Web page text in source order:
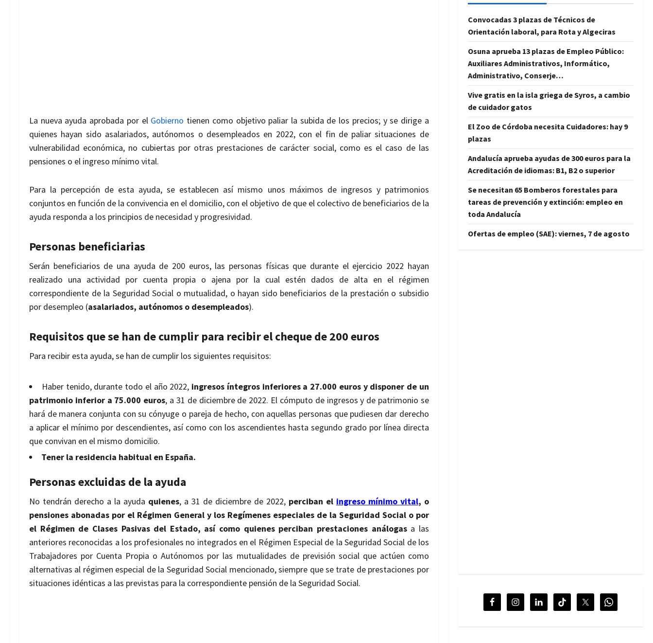
La nueva ayuda aprobada por el Gobierno tienen como objetivo paliar la subida de los precios; yse dirige a
quienes hayan sido asalariados, autónomos o desempleados en 2022, con el fin de paliar situaciones de
vulnerabilidad económica, no cubiertas por otras prestaciones de carácter social, como es el caso de las
pensiones o el ingreso mínimo vital.
Para la percepción de esta ayuda,se establecen así mismo unos máximos de ingresos y patrimonios
conjuntos en función de la convivencia en el domicilio, con el objetivo de que el colectivo de beneficiarios de la
ayuda responda a los principios de necesidad y progresividad.
Personas beneficiarias
Serán beneficiarios de una ayuda de 200 euros, las personas físicas que durante el ejercicio 2022 hayan
realizado una actividad por cuenta propia o ajena por la cual estén dados de alta en el régimen
correspondiente de la Seguridad Social o mutualidad, o hayan sido beneficiarios de la prestación o subsidio
por desempleo (asalariados, autónomos o desempleados).
Requisitos que se han de cumplir para recibir el cheque de 200 euros
Para recibir esta ayuda, se han de cumplir los siguientes requisitos:
Haber tenido, durante todo el año 2022, ingresos íntegros inferiores a 27.000 euros y disponer de un
patrimonio inferior a 75.000 euros, a 31 de diciembre de 2022. El cómputo de ingresos y de patrimonio se
hará de manera conjunta con su cónyuge o pareja de hecho, con aquellas personas que pudiesen dar derecho
a aplicar el mínimo por descendientes, así como con los ascendientes hasta segundo grado por línea directa
que convivan en el mismo domicilio.
Tener la residencia habitual en España.
Personas excluidas de la ayuda
No tendrán derecho a la ayuda quienes, a 31 de diciembre de 2022,perciban el ingreso mínimo vital, o
pensiones abonadas por el Régimen General y los Regímenes especiales de la Seguridad Social o por
el Régimen de Clases Pasivas del Estado, así como quienes perciban prestaciones análogasa las
anteriores reconocidas a los profesionales no integrados en el Régimen Especial de la Seguridad Social de los
Trabajadores por Cuenta Propia o Autónomos por las mutualidades de previsión social que actúen como
alternativas al régimen especial de la Seguridad Social mencionado, siempre que se trate de prestaciones por
situaciones idénticas a las previstas para la correspondiente pensión de la Seguridad Social.
Convocadas 3 plazas de Técnicos de
Orientación laboral, para Rota y Algeciras
Osuna aprueba 13 plazas de Empleo Público:
Auxiliares Administrativos, Informático,
Administrativo, Conserje…
Vive gratis en la isla griega de Syros, a cambio
de cuidador gatos
El Zoo de Córdoba necesita Cuidadores: hay 9
plazas
Andalucía aprueba ayudas de 300 euros para la
Acreditación de idiomas: B1, B2 o superior
Se necesitan 65 Bomberos forestales para
tareas de prevención y extinción: empleo en
toda Andalucía
Ofertas de empleo (SAE): viernes, 7 de agosto